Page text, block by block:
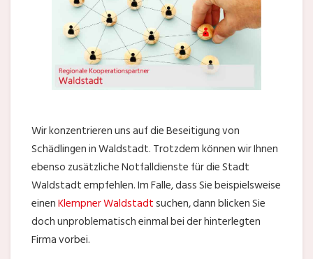
Wir konzentrieren uns auf die Beseitigung von
Schädlingen in Waldstadt. Trotzdem können wir Ihnen
ebenso zusätzliche Notfalldienste für die Stadt
Waldstadt empfehlen. Im Falle, dass Sie beispielsweise
einenKlempner Waldstadtsuchen, dann blicken Sie
doch unproblematisch einmal bei der hinterlegten
Firma vorbei.